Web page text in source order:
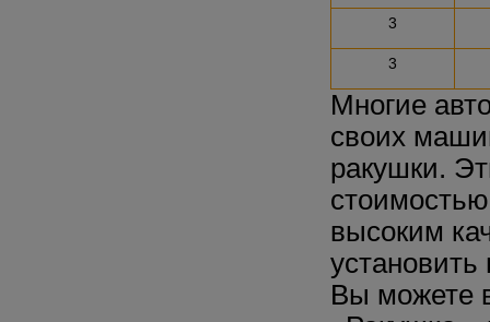
3
3
Многие
своих
ракушки.
высоким
Вы можете